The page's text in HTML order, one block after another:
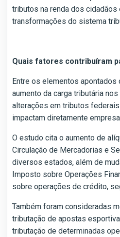
tributos na renda dos cidadãos
transformações do sistema
Quais fatores contribuíram
Entre os elementos
aumento da carga tributária
alterações em tributos
impactam diretamente
O estudo cita o aumento de
Circulação de Mercadorias e
diversos estados, além de
Imposto sobre Operações
sobre operações de crédito,
Também foram consideradas
tributação de apostas
tributação de determinadas